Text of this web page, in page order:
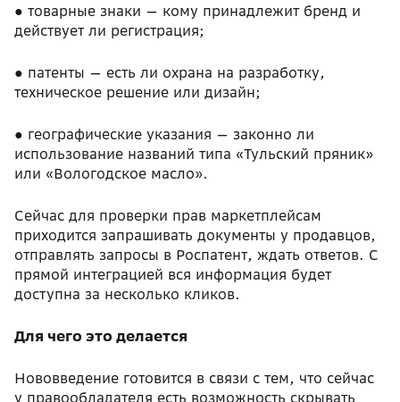
● товарные знаки — кому принадлежит бренд и
действует ли регистрация;
● патенты — есть ли охрана на разработку,
техническое решение или дизайн;
● географические указания — законно ли
использование названий типа «Тульский пряник»
или «Вологодское масло».
Сейчас для проверки прав маркетплейсам
приходится запрашивать документы у продавцов,
отправлять запросы в Роспатент, ждать ответов. С
прямой интеграцией вся информация будет
доступна за несколько кликов.
Для чего это делается
Нововведение готовится в связи с тем, что сейчас
у правообладателя есть возможность скрывать